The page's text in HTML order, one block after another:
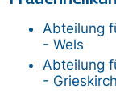
Abteilung
- Wels
Abteilung
-